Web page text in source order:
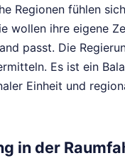
Regionen fühlen
wollen ihre eigene
passt. Die
Es ist ein
Einheit und
in der